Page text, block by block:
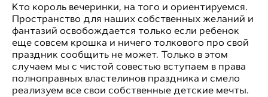
Кто король вечеринки, на того и ориентируемся.
Пространство для наших собственных желаний и
фантазий освобождается только если ребенок
еще совсем крошка и ничего толкового про свой
праздник сообщить не может. Только в этом
случаем мы с чистой совестью вступаем в права
полноправных властелинов праздника и смело
реализуем все свои собственные детские мечты.